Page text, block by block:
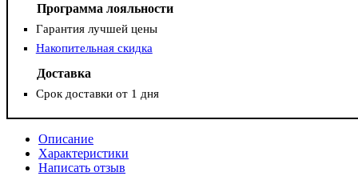
Программа лояльности
Гарантия лучшей цены
Накопительная скидка
Доставка
Срок доставки от 1 дня
Описание
Характеристики
Написать отзыв